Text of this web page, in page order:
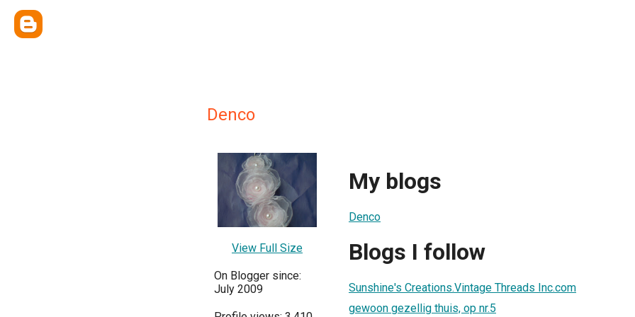
Denco
View Full Size
On Blogger since:
July 2009
My blogs
Denco
Blogs I follow
Sunshine's Creations.Vintage Threads Inc.com
gewoon gezellig thuis, op nr.5